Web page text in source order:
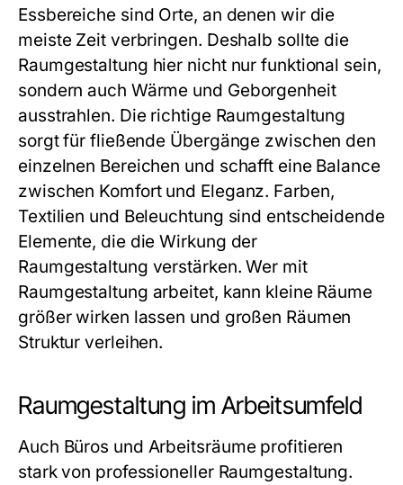
Essbereiche sind Orte, an denen wir die
meiste Zeit verbringen. Deshalb sollte die
Raumgestaltung hier nicht nur funktional sein,
sondern auch Wärme und Geborgenheit
ausstrahlen. Die richtige Raumgestaltung
sorgt für fließende Übergänge zwischen den
einzelnen Bereichen und schafft eine Balance
zwischen Komfort und Eleganz. Farben,
Textilien und Beleuchtung sind entscheidende
Elemente, die die Wirkung der
Raumgestaltung verstärken. Wer mit
Raumgestaltung arbeitet, kann kleine Räume
größer wirken lassen und großen Räumen
Struktur verleihen.
Raumgestaltung im Arbeitsumfeld
Auch Büros und Arbeitsräume profitieren
stark von professioneller Raumgestaltung.